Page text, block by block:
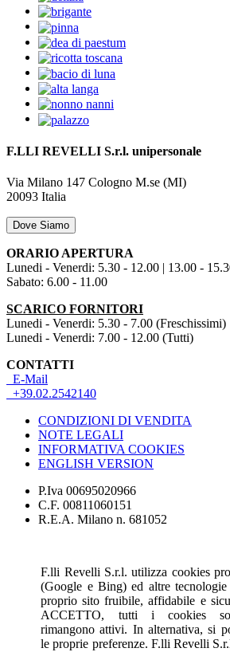
F.LLI REVELLI S.r.l. unipersonale
Via Milano 147 Cologno M.se (MI)
20093 Italia
Dove Siamo
ORARIO APERTURA
Lunedi - Venerdi: 5.30 - 12.00 | 13.00 -
Sabato: 6.00 - 11.00
SCARICO FORNITORI
Lunedi - Venerdi: 5.30 - 7.00 (Freschissimi)
Lunedi - Venerdi: 7.00 - 12.00 (Tutti)
CONTATTI
E-Mail
+39.02.2542140
CONDIZIONI DI VENDITA
NOTE LEGALI
INFORMATIVA COOKIES
ENGLISH VERSION
P.Iva 00695020966
C.F. 00811060151
R.E.A. Milano n. 681052
F.lli Revelli S.r.l. utilizza cookies
(Google e Bing) ed altre tecnologie
proprio sito fruibile, affidabile e
ACCETTO, tutti i cookies
rimangono attivi. In alternativa, si
le proprie preferenze. F.lli Revelli